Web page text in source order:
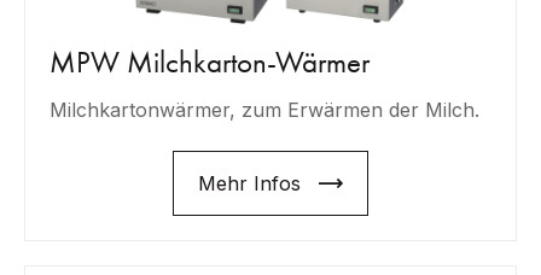
MPW Milchkarton-Wärmer
Milchkartonwärmer, zum Erwärmen der Milch.
Mehr Infos